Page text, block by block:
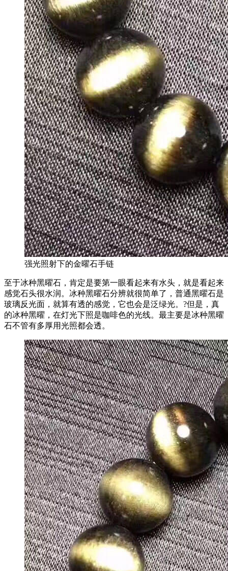
强光照射下的金曜石手链
至于冰种黑曜石，肯定是要第一眼看起来有水头，就是看起来
感觉石头很水润。冰种黑曜石分辨就很简单了，普通黑曜石是
玻璃反光面，就算有透的感觉，它也会是泛绿光。?但是，真
的冰种黑曜，在灯光下照是咖啡色的光线。最主要是冰种黑曜
石不管有多厚用光照都会透。